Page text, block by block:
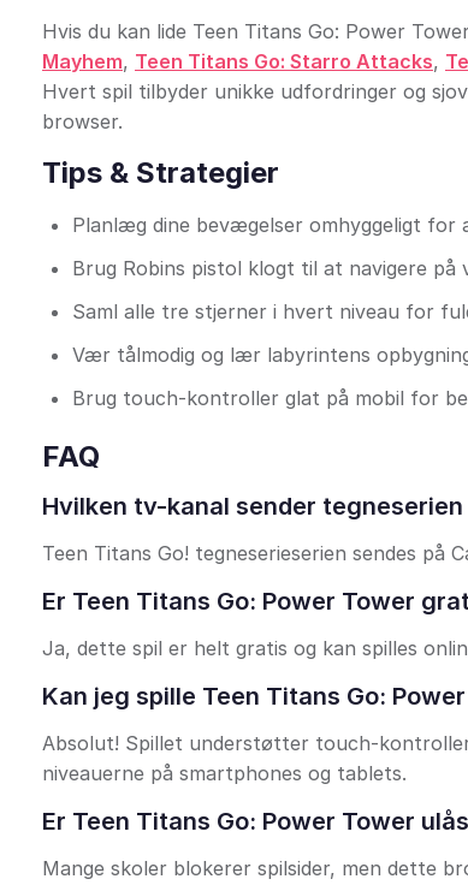
Hvis du kan lide Teen Titans Go: Power
Mayhem, Teen Titans Go: Starro Attacks,
Hvert spil tilbyder unikke udfordringer og
browser.
Tips & Strategier
Planlæg dine bevægelser omhyggeligt for
Brug Robins pistol klogt til at navigere på
Saml alle tre stjerner i hvert niveau for
Vær tålmodig og lær labyrintens
Brug touch-kontroller glat på mobil for
FAQ
Hvilken tv-kanal sender
Teen Titans Go! tegneserieserien sendes på
Er Teen Titans Go: Power Tower
Ja, dette spil er helt gratis og kan spilles
Kan jeg spille Teen Titans Go:
Absolut! Spillet understøtter touch-
niveauerne på smartphones og tablets.
Er Teen Titans Go: Power Tower
Mange skoler blokerer spilsider, men dette